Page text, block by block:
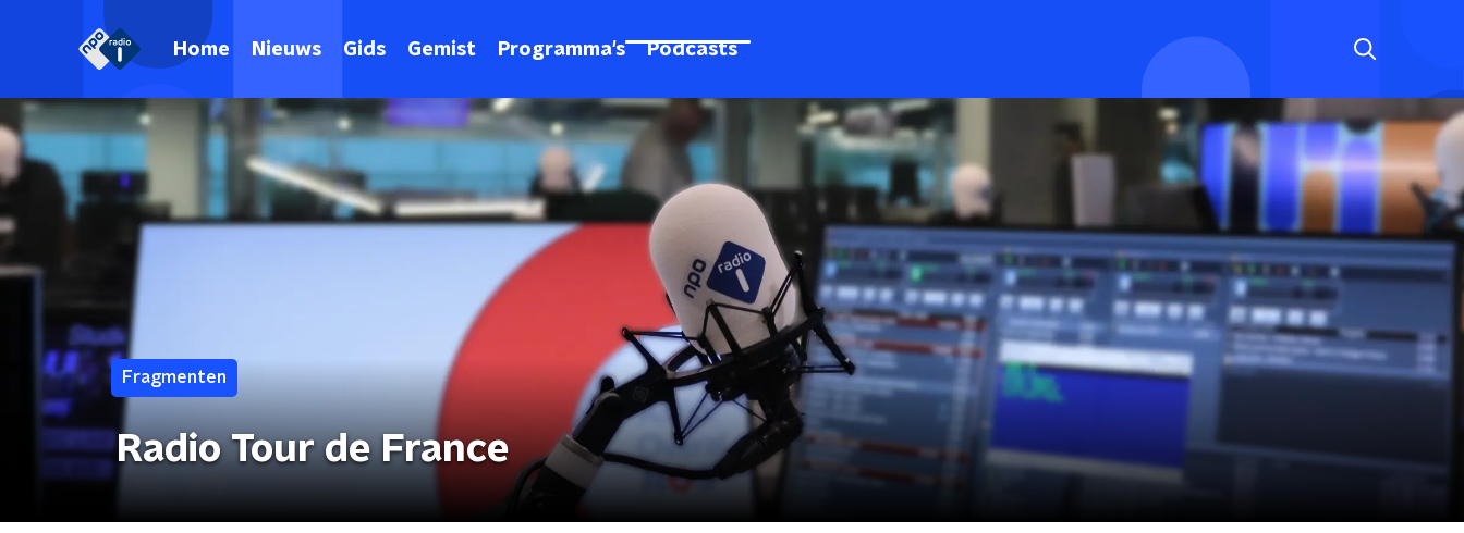
Home Nieuws Gids Gemist Programma's Podcasts
Fragmenten
Radio Tour de France